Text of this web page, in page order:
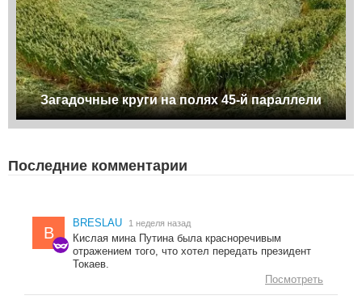
Загадочные круги на полях 45-й параллели
Последние комментарии
B
BRESLAU 1 неделя назад
Кислая мина Путина была красноречивым
отражением того, что хотел передать президент
Токаев.
Посмотреть